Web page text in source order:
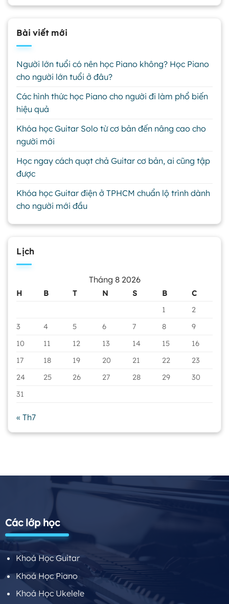
Bài viết mới
Người lớn tuổi có nên học Piano không? Học Piano
cho người lớn tuổi ở đâu?
Các hình thức học Piano cho người đi làm phổ biến
hiệu quả
Khóa học Guitar Solo từ cơ bản đến nâng cao cho
người mới
Học ngay cách quạt chả Guitar cơ bản, ai cũng tập
được
Khóa học Guitar điện ở TPHCM chuẩn lộ trình dành
cho người mới đầu
Lịch
Tháng 8 2026
H B T N S B
C
1
2
3
4 5 6 7 8
9
10
11 12 13 14 15
16
17
18 19 20 21 22
23
24
25 26 27 28 29
30
31
« Th7
Các lớp học
Khoá Học Guitar
Khoá Học Piano
Khoá Học Ukelele